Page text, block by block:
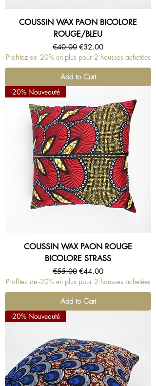
COUSSIN WAX PAON BICOLORE
ROUGE/BLEU
Regular Price
€40.00 Sale Price
€32.00
Profitez de -20% en plus pour 2 housses achetées
Add to Cart
-20% Nouveauté
COUSSIN WAX PAON ROUGE
BICOLORE STRASS
Regular Price
€55.00 Sale Price
€44.00
Profitez de -20% en plus pour 2 housses achetées
Add to Cart
-20% Nouveauté